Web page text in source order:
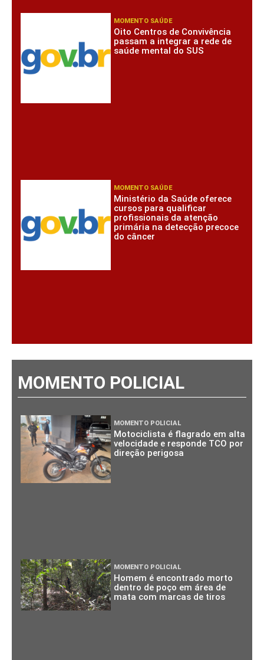
MOMENTO SAÚDE
Oito Centros de Convivência
passam a integrar a rede de
saúde mental do SUS
MOMENTO SAÚDE
Ministério da Saúde oferece
cursos para qualificar
profissionais da atenção
primária na detecção precoce
do câncer
MOMENTO POLICIAL
MOMENTO POLICIAL
Motociclista é flagrado em alta
velocidade e responde TCO por
direção perigosa
MOMENTO POLICIAL
Homem é encontrado morto
dentro de poço em área de
mata com marcas de tiros